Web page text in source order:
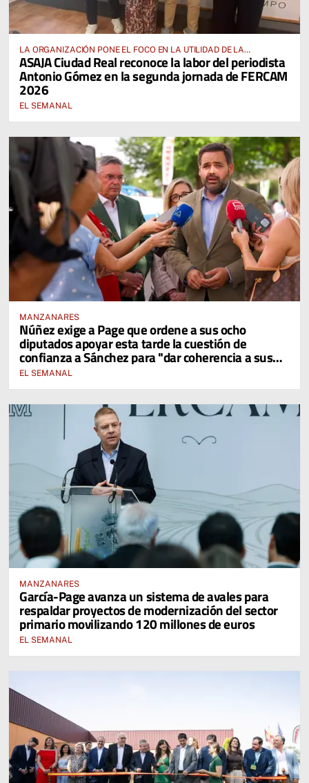
LA ORGANIZACIÓN PONE EL FOCO EN LA UTILIDAD DE LA
PLATAFORMA PIDA PARA EL CAMPO
ASAJA Ciudad Real reconoce la labor del periodista
Antonio Gómez en la segunda jornada de FERCAM
2026
EL SEMANAL
MANZANARES
Núñez exige a Page que ordene a sus ocho
diputados apoyar esta tarde la cuestión de
confianza a Sánchez para "dar coherencia a sus
palabras"
EL SEMANAL
MANZANARES
García-Page avanza un sistema de avales para
respaldar proyectos de modernización del sector
primario movilizando 120 millones de euros
EL SEMANAL